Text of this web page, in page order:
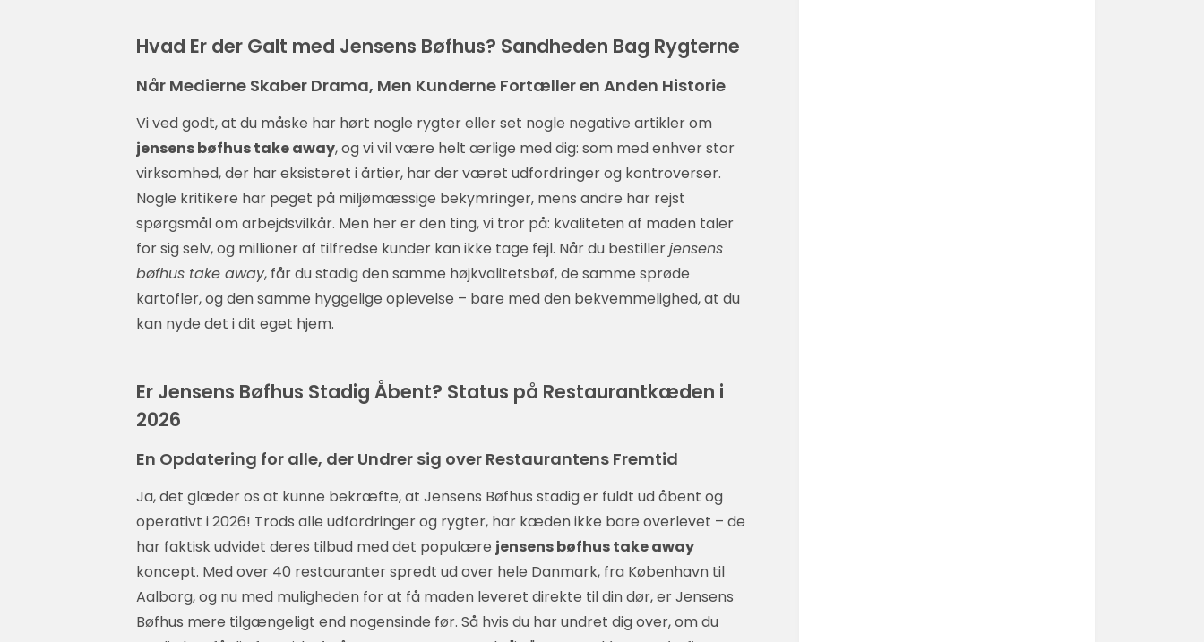
Hvad Er der Galt med Jensens Bøfhus? Sandheden Bag Rygterne
Når Medierne Skaber Drama, Men Kunderne Fortæller en Anden Historie
Vi ved godt, at du måske har hørt nogle rygter eller set nogle negative artikler om
jensens bøfhus take away, og vi vil være helt ærlige med dig: som med enhver stor
virksomhed, der har eksisteret i årtier, har der været udfordringer og kontroverser.
Nogle kritikere har peget på miljømæssige bekymringer, mens andre har rejst
spørgsmål om arbejdsvilkår. Men her er den ting, vi tror på: kvaliteten af maden taler
for sig selv, og millioner af tilfredse kunder kan ikke tage fejl. Når du bestillerjensens
bøfhus take away, får du stadig den samme højkvalitetsbøf, de samme sprøde
kartofler, og den samme hyggelige oplevelse – bare med den bekvemmelighed, at du
kan nyde det i dit eget hjem.
Er Jensens Bøfhus Stadig Åbent? Status på Restaurantkæden i
2026
En Opdatering for alle, der Undrer sig over Restaurantens Fremtid
Ja, det glæder os at kunne bekræfte, at Jensens Bøfhus stadig er fuldt ud åbent og
operativt i 2026! Trods alle udfordringer og rygter, har kæden ikke bare overlevet – de
har faktisk udvidet deres tilbud med det populære jensens bøfhus take away
koncept. Med over 40 restauranter spredt ud over hele Danmark, fra København til
Aalborg, og nu med muligheden for at få maden leveret direkte til din dør, er Jensens
Bøfhus mere tilgængeligt end nogensinde før. Så hvis du har undret dig over, om du